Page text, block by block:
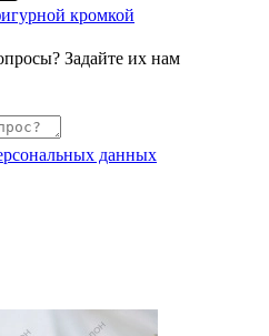
кромкой
Задайте их нам
данных